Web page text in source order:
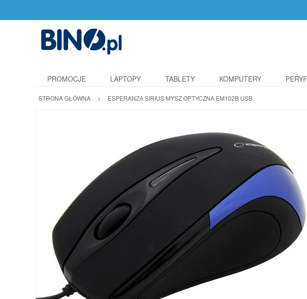
PROMOCJE LAPTOPY TABLETY KOMPUTERY
STRONA GŁÓWNA > ESPERANZA SIRIUS MYSZ OPTYCZNA EM102B USB